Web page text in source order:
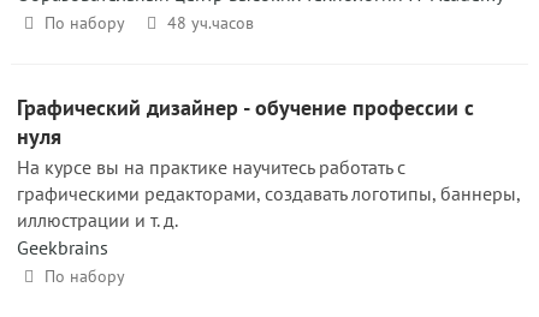
По набору 48 уч.часов
Графический дизайнер - обучение профессии с
нуля
На курсе вы на практике научитесь работать с
графическими редакторами, создавать логотипы, баннеры,
иллюстрации и т. д.
Geekbrains
По набору